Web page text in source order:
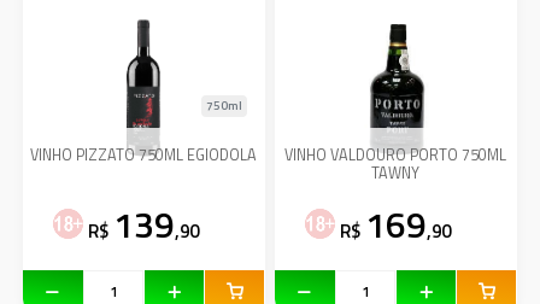
VINHO PIZZATO 750ML EGIODOLA
750ml
R$ 139,90
VINHO VALDOURO PORTO 750ML
TAWNY
R$ 169,90